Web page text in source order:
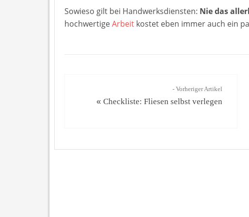
Sowieso gilt bei Handwerksdiensten: Nie das
hochwertigeArbeit kostet eben immer auch ein
- Vorheriger Artikel
« Checkliste: Fliesen selbst verlegen